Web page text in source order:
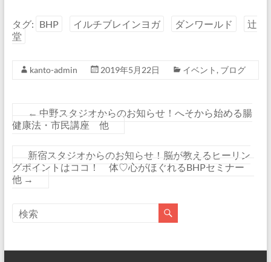
タグ: BHP イルチブレインヨガ ダンワールド
辻
堂
kanto-admin 2019年5月22日 イベント , ブログ
← 中野スタジオからのお知らせ！へそから始める腸
健康法・市民講座 他
新宿スタジオからのお知らせ！脳が教えるヒーリン
グポイントはココ！ 体♡心がほぐれるBHPセミナー
他 →